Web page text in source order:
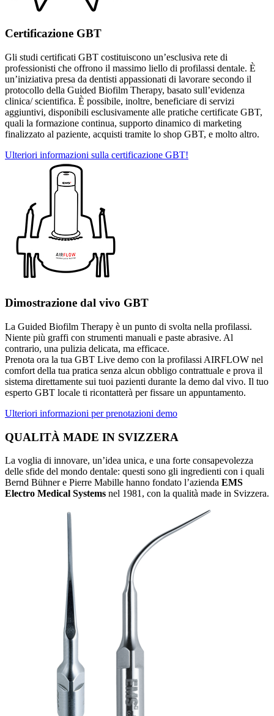
Certificazione GBT
Gli studi certificati GBT costituiscono un’esclusiva rete di
professionisti che offrono il massimo liello di profilassi dentale. È
un’iniziativa presa da dentisti appassionati di lavorare secondo il
protocollo della Guided Biofilm Therapy, basato sull’evidenza
clinica/ scientifica. È possibile, inoltre, beneficiare di servizi
aggiuntivi, disponibili esclusivamente alle pratiche certificate GBT,
quali la formazione continua, supporto dinamico di marketing
finalizzato al paziente, acquisti tramite lo shop GBT, e molto altro.
Ulteriori informazioni sulla certificazione GBT!
Dimostrazione dal vivo GBT
La Guided Biofilm Therapy è un punto di svolta nella profilassi.
Niente più graffi con strumenti manuali e paste abrasive. Al
contrario, una pulizia delicata, ma efficace.
Prenota ora la tua GBT Live demo con la profilassi AIRFLOW nel
comfort della tua pratica senza alcun obbligo contrattuale e prova il
sistema direttamente sui tuoi pazienti durante la demo dal vivo. Il tuo
esperto GBT locale ti ricontatterà per fissare un appuntamento.
Ulteriori informazioni per prenotazioni demo
QUALITÀ MADE IN SVIZZERA
La voglia di innovare, un’idea unica, e una forte consapevolezza
delle sfide del mondo dentale: questi sono gli ingredienti con i quali
Bernd Bühner e Pierre Mabille hanno fondato l’azienda EMS
Electro Medical Systems nel 1981, con la qualità made in Svizzera.